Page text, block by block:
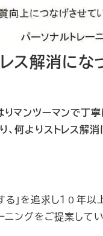
ス解消にな
マンツーマンで丁
何よりストレス解消
」を追求し１０年
ングをご提案してい